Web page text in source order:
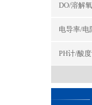
DO/溶解
电导率/电
PH计/酸